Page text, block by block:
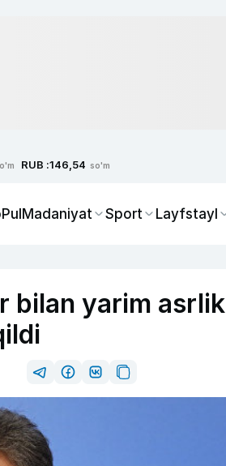
RUB :146,54 so'm
PulMadaniyat Sport Layfstayl
bilan yarim asrlik